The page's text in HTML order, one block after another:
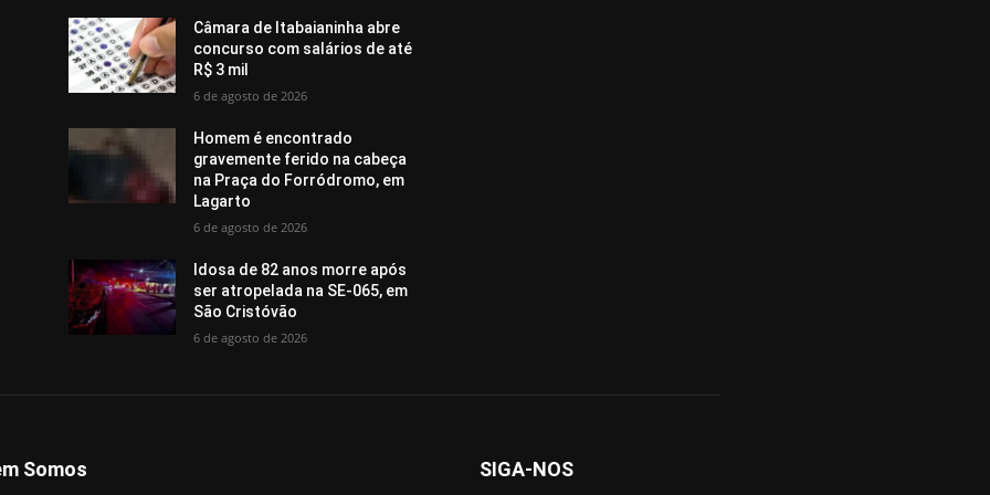
Câmara de Itabaianinha abre
concurso com salários de até
R$ 3 mil
6 de agosto de 2026
Homem é encontrado
gravemente ferido na cabeça
na Praça do Forródromo, em
Lagarto
6 de agosto de 2026
Idosa de 82 anos morre após
ser atropelada na SE-065, em
São Cristóvão
6 de agosto de 2026
Somos SIGA-NOS